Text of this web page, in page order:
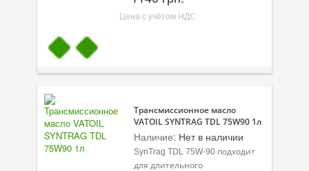
Оборудование
Клеи и герметики
Профи-серия
Смазки
Специальные программы
Цена с учётом НДС
Трансмиссионное масло
VATOIL SYNTRAG TDL 75W90 1л
Наличие: Нет в наличии
SynTrag TDL 75W-90 подходит
для длительного